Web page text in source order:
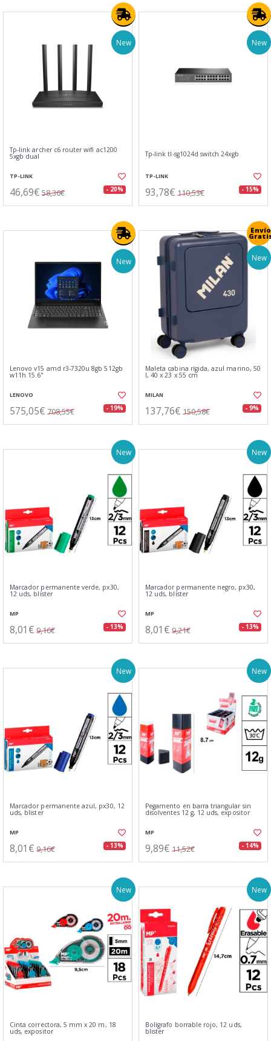
New
Tp-link archer c6 router wifi ac1200
5xgb dual
TP-LINK
46,69€ 58,36€ - 20%
New
Tp-link tl-sg1024d switch 24xgb
TP-LINK
93,78€ 110,53€ - 15%
New
Lenovo v15 amd r3-7320u 8gb 512gb
w11h 15.6"
LENOVO
575,05€ 708,55€ - 19%
Envío
New
Maleta cabina rígida, azul marino, 50
l, 40 x 23 x 55 cm
MILAN
137,76€ 150,58€ - 9%
New
Marcador permanente verde, px30,
12 uds, blister
MP
8,01€ 9,16€ - 13%
New
Marcador permanente negro, px30,
12 uds, blister
MP
8,01€ 9,21€ - 13%
New
Marcador permanente azul, px30, 12
uds, blister
MP
8,01€ 9,16€ - 13%
New
Pegamento en barra triangular sin
disolventes 12 g, 12 uds, expositor
MP
9,89€ 11,52€ - 14%
New
Cinta correctora, 5 mm x 20 m, 18
uds, expositor
New
Bolígrafo borrable rojo, 12 uds,
blister